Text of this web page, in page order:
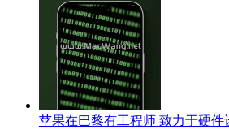
苹果在巴黎有工程师 致力于硬件